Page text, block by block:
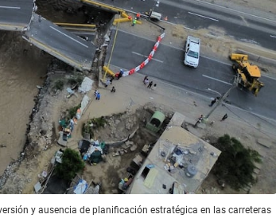
y ausencia de planificación estratégica en las carreteras